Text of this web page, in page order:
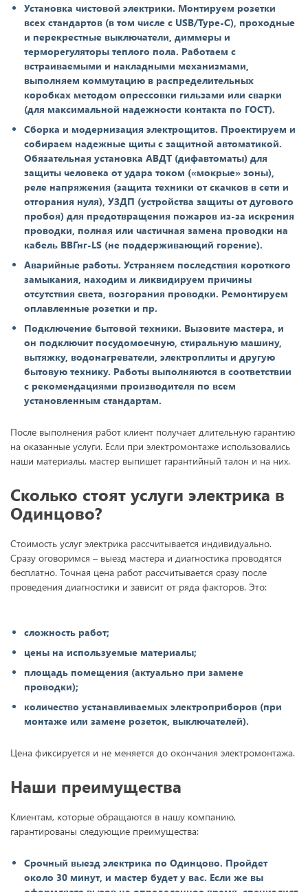
Установка чистовой электрики. Монтируем розетки
всех стандартов (в том числе с USB/Type-C), проходные
и перекрестные выключатели, диммеры и
терморегуляторы теплого пола. Работаем с
встраиваемыми и накладными механизмами,
выполняем коммутацию в распределительных
коробках методом опрессовки гильзами или сварки
(для максимальной надежности контакта по ГОСТ).
Сборка и модернизация электрощитов. Проектируем и
собираем надежные щиты с защитной автоматикой.
Обязательная установка АВДТ (дифавтоматы) для
защиты человека от удара током («мокрые» зоны),
реле напряжения (защита техники от скачков в сети и
отгорания нуля), УЗДП (устройства защиты от дугового
пробоя) для предотвращения пожаров из-за искрения
проводки, полная или частичная замена проводки на
кабель ВВГнг-LS (не поддерживающий горение).
Аварийные работы. Устраняем последствия короткого
замыкания, находим и ликвидируем причины
отсутствия света, возгорания проводки. Ремонтируем
оплавленные розетки и пр.
Подключение бытовой техники. Вызовите мастера, и
он подключит посудомоечную, стиральную машину,
вытяжку, водонагреватели, электроплиты и другую
бытовую технику. Работы выполняются в соответствии
с рекомендациями производителя по всем
установленным стандартам.
После выполнения работ клиент получает длительную гарантию
на оказанные услуги. Если при электромонтаже использовались
наши материалы, мастер выпишет гарантийный талон и на них.
Сколько стоят услуги электрика в
Одинцово?
Стоимость услуг электрика рассчитывается индивидуально.
Сразу оговоримся – выезд мастера и диагностика проводятся
бесплатно. Точная цена работ рассчитывается сразу после
проведения диагностики и зависит от ряда факторов. Это:
сложность работ;
цены на используемые материалы;
площадь помещения (актуально при замене
проводки);
количество устанавливаемых электроприборов (при
монтаже или замене розеток, выключателей).
Цена фиксируется и не меняется до окончания электромонтажа.
Наши преимущества
Клиентам, которые обращаются в нашу компанию,
гарантированы следующие преимущества:
Срочный выезд электрика по Одинцово. Пройдет
около 30 минут, и мастер будет у вас. Если же вы